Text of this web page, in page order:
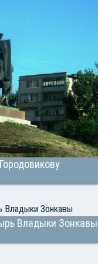
Владыки Зонкавы